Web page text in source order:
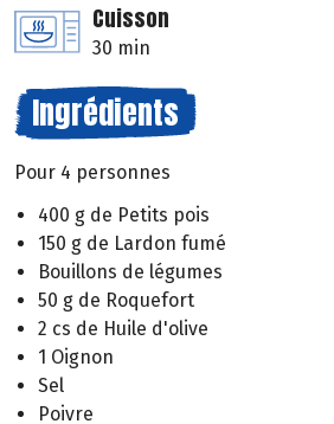
Cuisson
30 min
Ingrédients
Pour 4 personnes
400 g de Petits pois
150 g de Lardon fumé
Bouillons de légumes
50 g de Roquefort
2 cs de Huile d'olive
1 Oignon
Sel
Poivre